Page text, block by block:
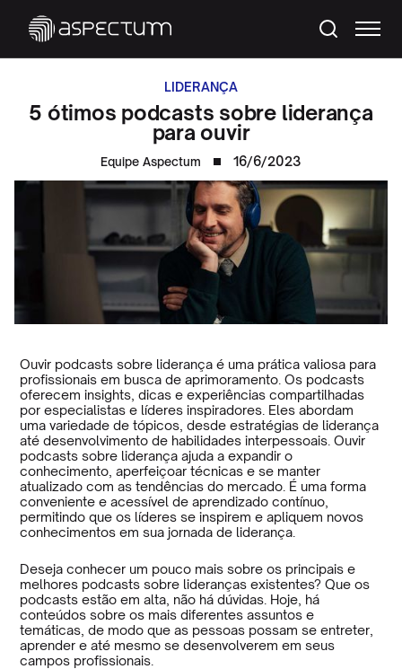
LIDERANÇA
5 ótimos podcasts sobre liderança
para ouvir
Equipe Aspectum 16/6/2023
Ouvir podcasts sobre liderança é uma prática valiosa para
profissionais em busca de aprimoramento. Os podcasts
oferecem insights, dicas e experiências compartilhadas
por especialistas e líderes inspiradores. Eles abordam
uma variedade de tópicos, desde estratégias de liderança
até desenvolvimento de habilidades interpessoais. Ouvir
podcasts sobre liderança ajuda a expandir o
conhecimento, aperfeiçoar técnicas e se manter
atualizado com as tendências do mercado. É uma forma
conveniente e acessível de aprendizado contínuo,
permitindo que os líderes se inspirem e apliquem novos
conhecimentos em sua jornada de liderança.
Deseja conhecer um pouco mais sobre os principais e
melhores podcasts sobre lideranças existentes? Que os
podcasts estão em alta, não há dúvidas. Hoje, há
conteúdos sobre os mais diferentes assuntos e
temáticas, de modo que as pessoas possam se entreter,
aprender e até mesmo se desenvolverem em seus
campos profissionais.